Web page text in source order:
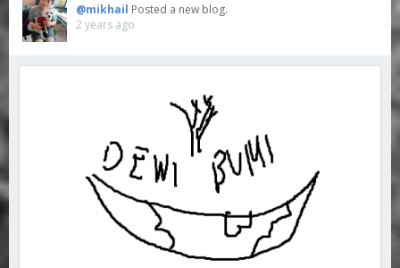
@mikhail Posted a new blog.
2 years ago